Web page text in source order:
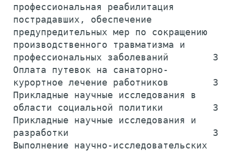
профессиональная реабилитация
пострадавших, обеспечение
предупредительных мер по сокращению
производственного травматизма и
профессиональных заболеваний
Оплата путевок на санаторно-
курортное лечение работников
Прикладные научные исследования в
области социальной политики
Прикладные научные исследования и
разработки                          393
Выполнение научно-исследовательских